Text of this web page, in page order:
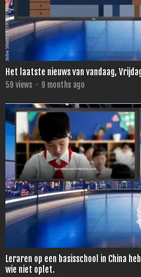
Het laatste nieuws van vandaag,
59 views · 9 months ago
Leraren op een basisschool in China
wie niet oplet.